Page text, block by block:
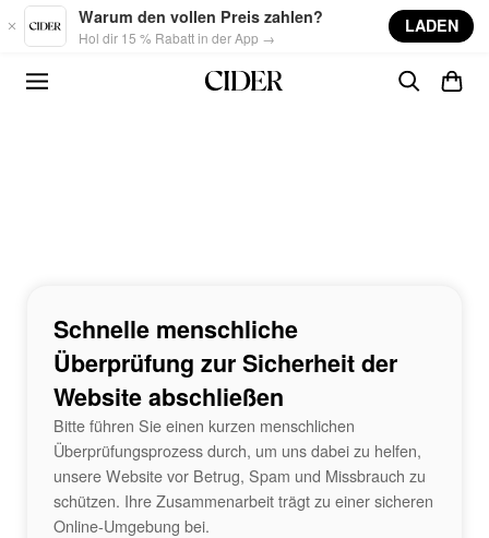
Skip to main content
Warum den vollen Preis zahlen?
Hol dir 15 % Rabatt in der App →
LADEN
Schnelle menschliche
Überprüfung zur Sicherheit der
Website abschließen
Bitte führen Sie einen kurzen menschlichen
Überprüfungsprozess durch, um uns dabei zu helfen,
unsere Website vor Betrug, Spam und Missbrauch zu
schützen. Ihre Zusammenarbeit trägt zu einer sicheren
Online-Umgebung bei.